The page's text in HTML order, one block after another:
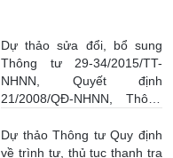
Dự thảo sửa đổi, bổ sung
Thông tư 29-34/2015/TT-
NHNN, Quyết định
21/2008/QĐ-NHNN, Thông
27/05/2016 | 00:20:00
Dự thảo Thông tư Quy định
về trình tự, thủ tục thanh tra